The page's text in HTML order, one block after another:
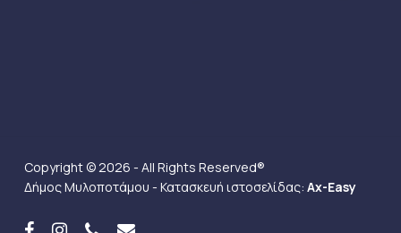
Copyright © 2026 - All Rights Reserved®
Δήμος Μυλοποτάμου - Κατασκευή ιστοσελίδας: Ax-Easy
facebookinstagramphoneemail